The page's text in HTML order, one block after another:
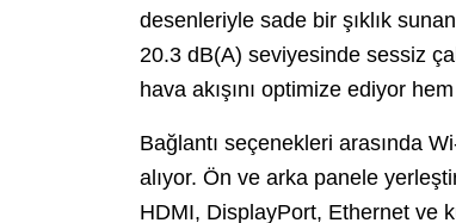
desenleriyle sade bir şıklık
20.3 dB(A) seviyesinde sessiz
hava akışını optimize ediyor
Bağlantı seçenekleri arasında
alıyor. Ön ve arka panele
HDMI, DisplayPort, Ethernet ve